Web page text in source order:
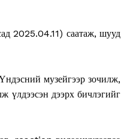
2025.04.11) саатаж, шууд
музейгээр зочилж,
үлдээсэн дээрх бичлэгийг